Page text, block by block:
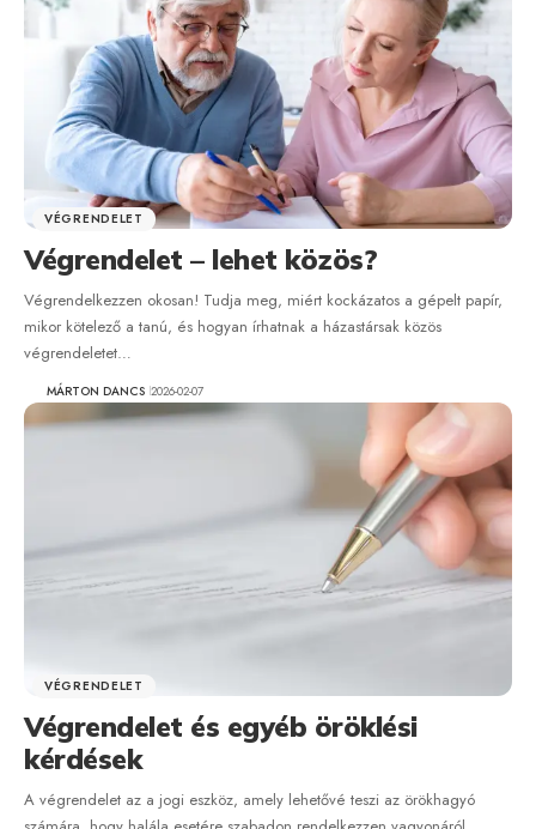
VÉGRENDELET
Végrendelet – lehet közös?
Végrendelkezzen okosan! Tudja meg, miért kockázatos a gépelt papír,
mikor kötelező a tanú, és hogyan írhatnak a házastársak közös
végrendeletet…
MÁRTON DANCS 2026-02-07
VÉGRENDELET
Végrendelet és egyéb öröklési
kérdések
A végrendelet az a jogi eszköz, amely lehetővé teszi az örökhagyó